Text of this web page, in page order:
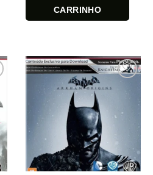
CARRINHO